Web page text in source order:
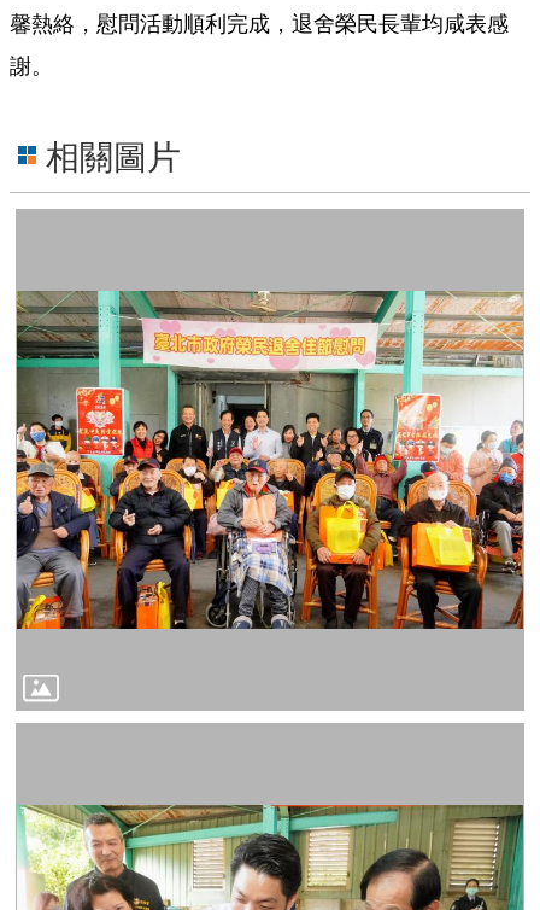
開
放
預
書
站
導
覽
首
頁
臺
北
市
政
府
陳
常
見
問
馨熱絡，慰問活動順利完成，退舍榮民長輩均咸表感
謝。
相關圖片